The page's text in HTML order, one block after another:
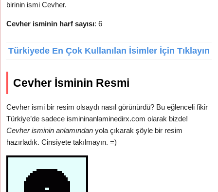
birinin ismi Cevher.
Cevher isminin harf sayısı: 6
Türkiyede En Çok Kullanılan İsimler İçin Tıklayın
Cevher İsminin Resmi
Cevher ismi bir resim olsaydı nasıl görünürdü? Bu eğlenceli fikir
Türkiye’de sadece ismininanlaminedirx.com olarak bizde!
Cevher isminin anlamından yola çıkarak şöyle bir resim
hazırladık. Cinsiyete takılmayın. =)